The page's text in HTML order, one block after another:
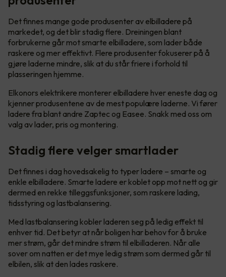
Det finnes mange gode produsenter av elbilladere på
markedet, og det blir stadig flere. Dreiningen blant
forbrukerne går mot smarte elbilladere, som lader både
raskere og mer effektivt. Flere produsenter fokuserer på å
gjøre laderne mindre, slik at du står friere i forhold til
plasseringen hjemme.
Elkonors elektrikere monterer elbilladere hver eneste dag og
kjenner produsentene av de mest populære laderne. Vi fører
ladere fra blant andre Zaptec og Easee. Snakk med oss om
valg av lader, pris og montering.
Stadig flere velger smartlader
Det finnes i dag hovedsakelig to typer ladere – smarte og
enkle elbilladere. Smarte ladere er koblet opp mot nett og gir
dermed en rekke tilleggsfunksjoner, som raskere lading,
tidsstyring og lastbalansering.
Med lastbalansering kobler laderen seg på ledig effekt til
enhver tid. Det betyr at når boligen har behov for å bruke
mer strøm, går det mindre strøm til elbilladeren. Når alle
sover om natten er det mye ledig strøm som dermed går til
elbilen, slik at den lades raskere.